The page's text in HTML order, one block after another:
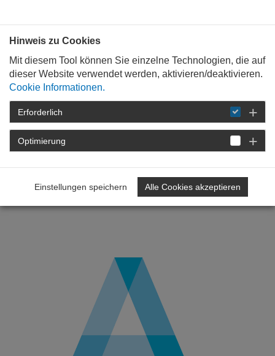
STARTSEITE DETAIL
Tag der Architektur 2026:
Baukultur erleben
Hinweis zu Cookies
Mit diesem Tool können Sie einzelne Technologien, die auf
dieser Website verwendet werden, aktivieren/deaktivieren.
Cookie Informationen.
Erforderlich
Optimierung
Einstellungen speichern Alle Cookies akzeptieren